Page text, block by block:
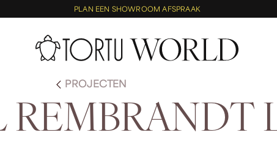
PLAN EEN SHOWROOM AFSPRAAK
PROJECTEN
REMBRANDT